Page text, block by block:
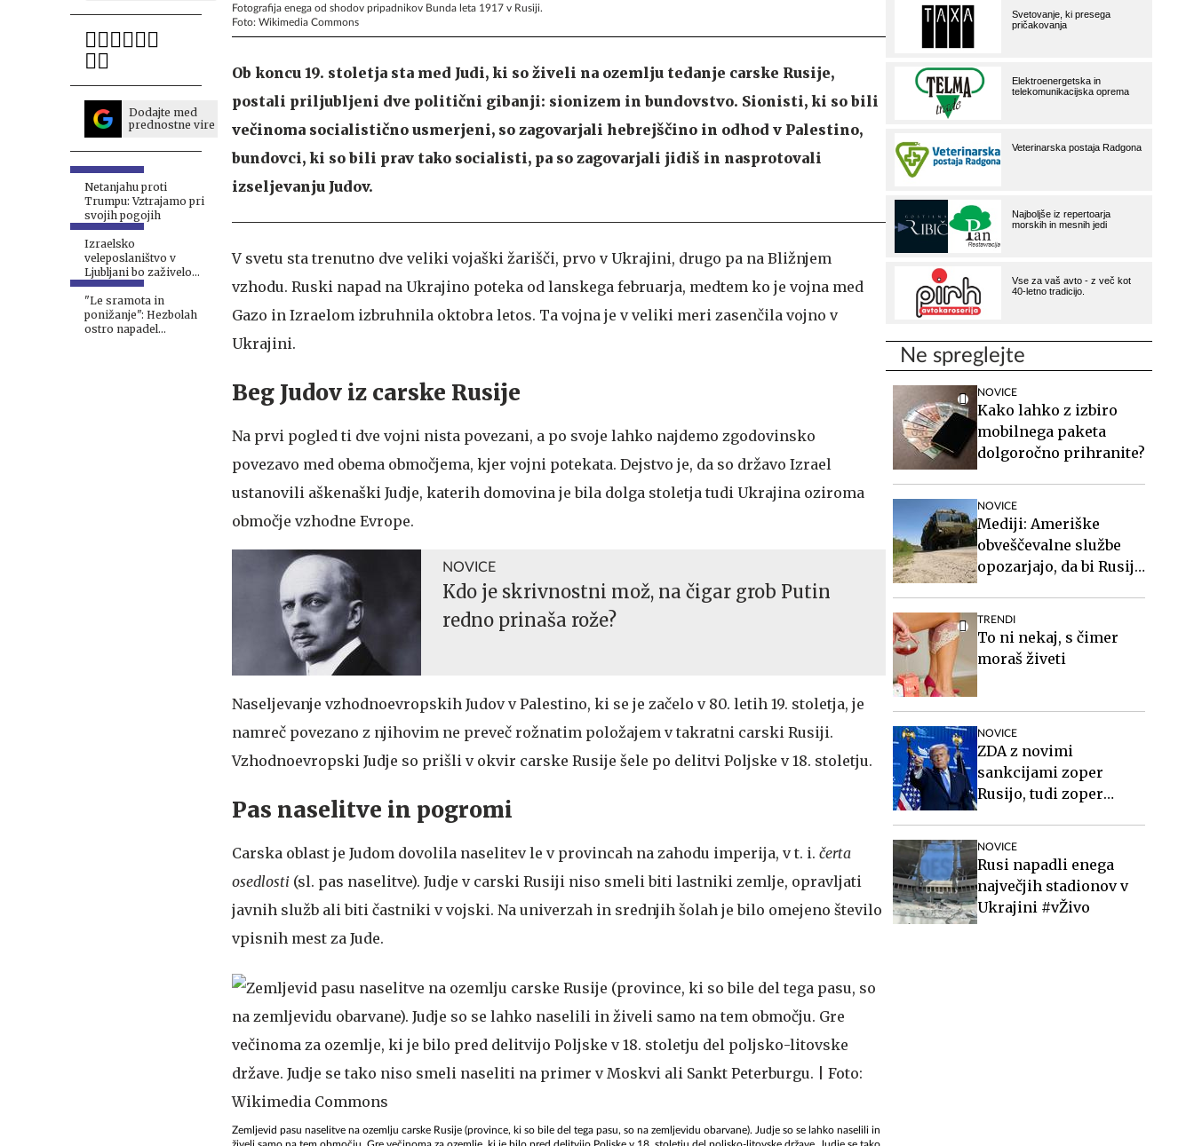
Dodajte med
prednostne vire
Netanjahu proti
Trumpu: Vztrajamo pri
svojih pogojih
Izraelsko
veleposlaništvo v
Ljubljani bo zaživelo
septembra
"Le sramota in
ponižanje": Hezbolah
ostro napadel
Fotografija enega od shodov pripadnikov Bunda leta 1917 v Rusiji.
Foto: Wikimedia Commons
Ob koncu 19. stoletja sta med Judi, ki so živeli na ozemlju tedanje carske Rusije,
postali priljubljeni dve politični gibanji: sionizem in bundovstvo. Sionisti, ki so bili
večinoma socialistično usmerjeni, so zagovarjali hebrejščino in odhod v Palestino,
bundovci, ki so bili prav tako socialisti, pa so zagovarjali jidiš in nasprotovali
izseljevanju Judov.
V svetu sta trenutno dve veliki vojaški žarišči, prvo v Ukrajini, drugo pa na Bližnjem
vzhodu. Ruski napad na Ukrajino poteka od lanskega februarja, medtem ko je vojna med
Gazo in Izraelom izbruhnila oktobra letos. Ta vojna je v veliki meri zasenčila vojno v
Ukrajini.
Beg Judov iz carske Rusije
Na prvi pogled ti dve vojni nista povezani, a po svoje lahko najdemo zgodovinsko
povezavo med obema območjema, kjer vojni potekata. Dejstvo je, da so državo Izrael
ustanovili aškenaški Judje, katerih domovina je bila dolga stoletja tudi Ukrajina oziroma
območje vzhodne Evrope.
NOVICE
Kdo je skrivnostni mož, na čigar grob Putin
redno prinaša rože?
Naseljevanje vzhodnoevropskih Judov v Palestino, ki se je začelo v 80. letih 19. stoletja, je
namreč povezano z njihovim ne preveč rožnatim položajem v takratni carski Rusiji.
Vzhodnoevropski Judje so prišli v okvir carske Rusije šele po delitvi Poljske v 18. stoletju.
Pas naselitve in pogromi
Carska oblast je Judom dovolila naselitev le v provincah na zahodu imperija, v t. i. čerta
osedlosti (sl. pas naselitve). Judje v carski Rusiji niso smeli biti lastniki zemlje, opravljati
javnih služb ali biti častniki v vojski. Na univerzah in srednjih šolah je bilo omejeno število
vpisnih mest za Jude.
Zemljevid pasu naselitve na ozemlju carske Rusije (province, ki so bile del tega pasu, so na zemljevidu obarvane). Judje so se lahko naselili in
Ne spreglejte
NOVICE
Kako lahko z izbiro
mobilnega paketa
dolgoročno prihranite?
NOVICE
Mediji: Ameriške
obveščevalne službe
opozarjajo, da bi Rusija
TRENDI
To ni nekaj, s čimer
moraš živeti
NOVICE
ZDA z novimi
sankcijami zoper
Rusijo, tudi zoper
NOVICE
Rusi napadli enega
največjih stadionov v
Ukrajini #vŽivo